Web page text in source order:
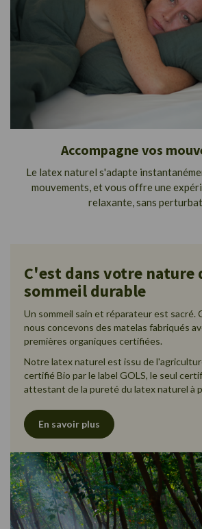
Accompagne vos
Le latex naturel s'adapte
mouvements, et vous offre une
relaxante, sans
C'est dans votre nature
sommeil durable
Un sommeil sain et réparateur est sacré.
nous concevons des matelas fabriqués
premières organiques certifiées.
Notre latex naturel est issu de
certifié Bio par le label GOLS, le seul
attestant de la pureté du latex naturel à
En savoir plus